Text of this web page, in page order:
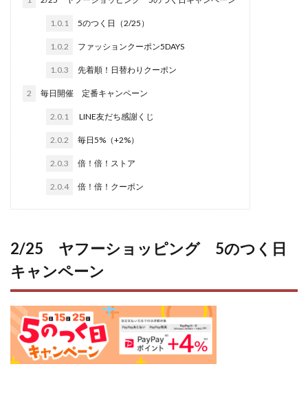
1.0.1 5のつく日（2/25）
1.0.2 ファッションクーポン5DAYS
1.0.3 先着順！日替わりクーポン
2 毎日開催 定番キャンペーン
2.0.1 LINE友だち感謝くじ
2.0.2 毎日5%（+2%）
2.0.3 倍！倍！ストア
2.0.4 倍！倍！クーポン
2/25 ヤフーショッピング 5のつく日
キャンペーン